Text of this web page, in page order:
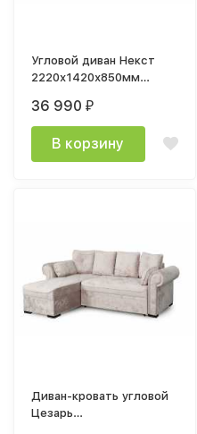
Угловой диван Некст
2220х1420х850мм
Альба мята
36 990₽
В корзину
Диван-кровать угловой
Цезарь